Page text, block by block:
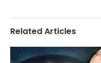
Related Articles